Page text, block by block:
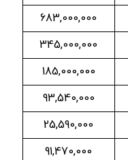
683,000,000
345,000,000
185,000,000
93,540,000
25,590,000
91,470,000